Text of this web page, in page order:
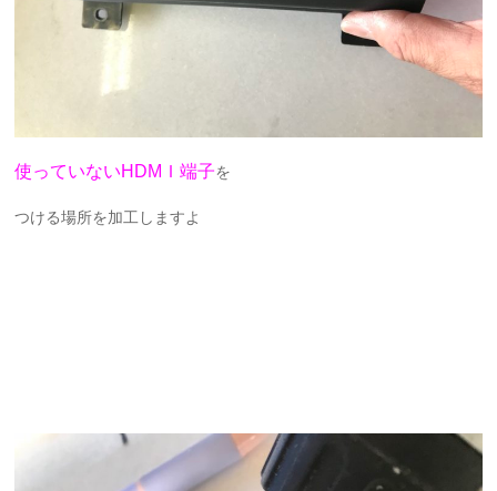
使っていないHDMＩ端子を
つける場所を加工しますよ